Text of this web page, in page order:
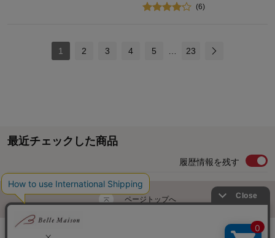
(6)
1 2 3 4 5 … 23
最近チェックした商品
履歴情報を残す
ページトップへ